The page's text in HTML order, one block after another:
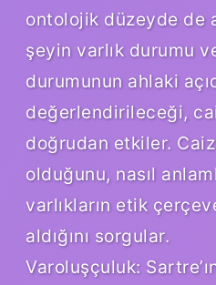
ontolojik düzeyde de
şeyin varlık durumu
durumunun ahlaki
değerlendirileceği,
doğrudan etkiler. Caiz
olduğunu, nasıl
varlıkların etik
aldığını sorgular.
Varoluşçuluk: